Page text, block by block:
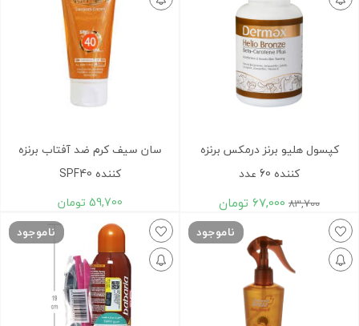
کپسول هلیو برنز درمکس برنزه
کننده 60 عدد
83,700
67,000 تومان
سان سیف کرم ضد آفتاب برنزه
کننده SPF40
59,700 تومان
ناموجود ناموجود